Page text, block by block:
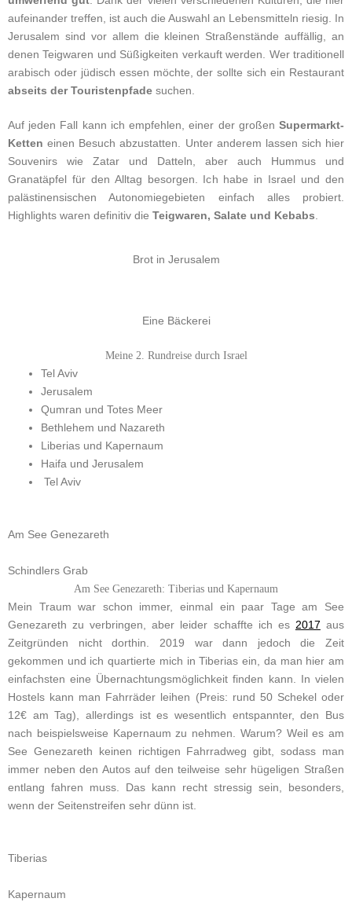
aufeinander treffen, ist auch die Auswahl an Lebensmitteln riesig. In
Jerusalem sind vor allem die kleinen Straßenstände auffällig, an
denen Teigwaren und Süßigkeiten verkauft werden. Wer traditionell
arabisch oder jüdisch essen möchte, der sollte sich ein Restaurant
abseits der Touristenpfade suchen.
Auf jeden Fall kann ich empfehlen, einer der großen Supermarkt-
Ketten einen Besuch abzustatten. Unter anderem lassen sich hier
Souvenirs wie Zatar und Datteln, aber auch Hummus und
Granatäpfel für den Alltag besorgen. Ich habe in Israel und den
palästinensischen Autonomiegebieten einfach alles probiert.
Highlights waren definitiv die Teigwaren, Salate und Kebabs.
Brot in Jerusalem
Eine Bäckerei
Meine 2. Rundreise durch Israel
Tel Aviv
Jerusalem
Qumran und Totes Meer
Bethlehem und Nazareth
Liberias und Kapernaum
Haifa und Jerusalem
Tel Aviv
Am See Genezareth
Schindlers Grab
Am See Genezareth: Tiberias und Kapernaum
Mein Traum war schon immer, einmal ein paar Tage am See
Genezareth zu verbringen, aber leider schaffte ich es 2017 aus
Zeitgründen nicht dorthin. 2019 war dann jedoch die Zeit
gekommen und ich quartierte mich in Tiberias ein, da man hier am
einfachsten eine Übernachtungsmöglichkeit finden kann. In vielen
Hostels kann man Fahrräder leihen (Preis: rund 50 Schekel oder
12€ am Tag), allerdings ist es wesentlich entspannter, den Bus
nach beispielsweise Kapernaum zu nehmen. Warum? Weil es am
See Genezareth keinen richtigen Fahrradweg gibt, sodass man
immer neben den Autos auf den teilweise sehr hügeligen Straßen
entlang fahren muss. Das kann recht stressig sein, besonders,
wenn der Seitenstreifen sehr dünn ist.
Tiberias
Kapernaum